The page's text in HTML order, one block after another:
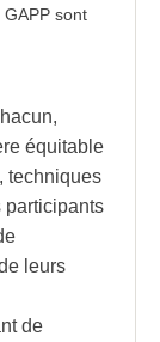
sont
équitable
techniques
participants
leurs
de